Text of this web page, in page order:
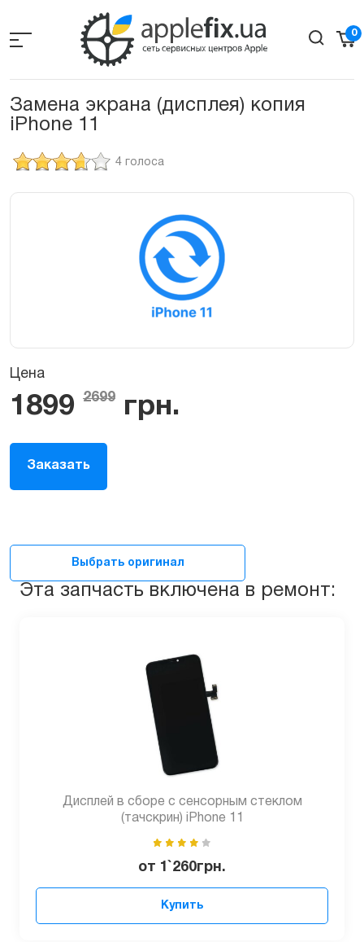
the
0
Замена экрана (дисплея) копия
iPhone 11
4 голоса
Цена
1899 2699 грн.
Заказать
Выбрать оригинал
Эта запчасть включена в ремонт:
Дисплей в сборе с сенсорным стеклом
(тачскрин) iPhone 11
от 1`260грн.
Купить